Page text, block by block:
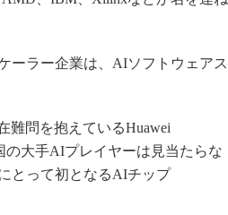
ーラー企業は、AIソフトウェアス
問を抱えているHuawei
の大手AIプレイヤーは見当たらな
とって初となるAIチップ